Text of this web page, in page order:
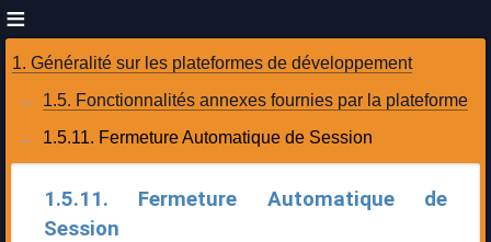
1. Généralité sur les plateformes de développement
1.5. Fonctionnalités annexes fournies par la plateforme
1.5.11. Fermeture Automatique de Session
1.5.11. Fermeture Automatique de
Session